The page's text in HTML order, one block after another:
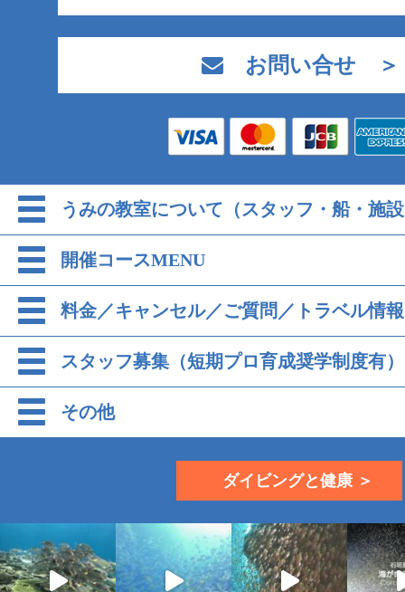
お問い合せ ＞
うみの教室について（スタッフ・船・施
開催コースMENU
料金／キャンセル／ご質問／トラベル情報
スタッフ募集（短期プロ育成奨学制度有）
その他
ダイビングと健康 ＞